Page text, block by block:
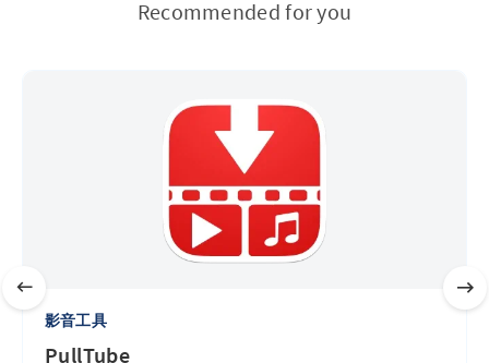
Recommended for you
影音工具
PullTube